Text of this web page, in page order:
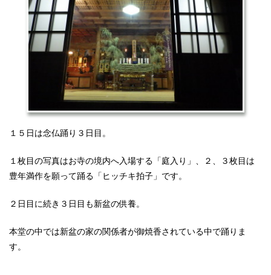
１５日は念仏踊り３日目。
１枚目の写真はお寺の境内へ入場する「庭入り」、２、３枚目は
豊年満作を願って踊る「ヒッチキ拍子」です。
２日目に続き３日目も新盆の供養。
本堂の中では新盆の家の関係者が御焼香されている中で踊りま
す。